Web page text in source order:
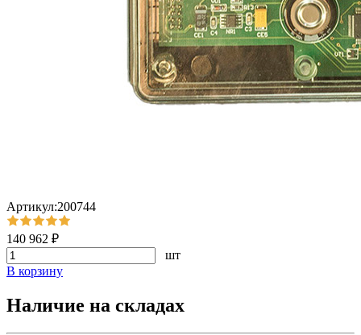
Артикул:200744
140 962 ₽
шт
В корзину
Наличие на складах